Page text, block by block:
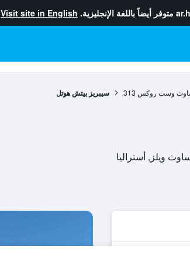
متوفر أيضاً باللغة الإنجليزية. Visit site in English
وست روكس 313 سيبريز بيتش هوتل